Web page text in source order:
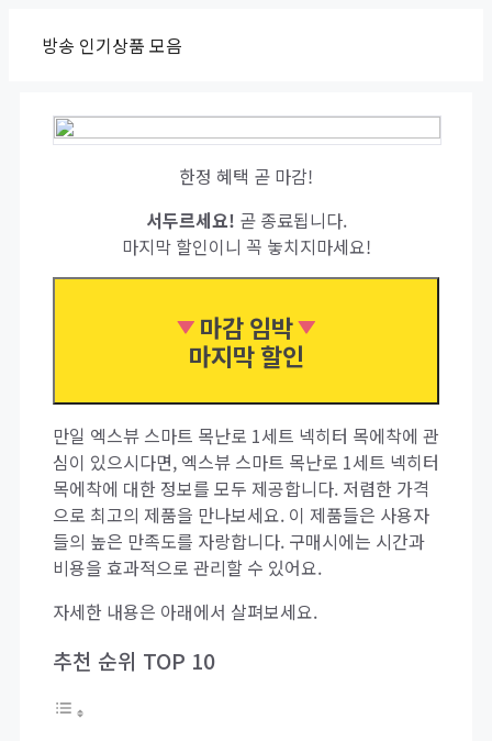
방송 인기상품 모음
한정 혜택 곧 마감!
서두르세요! 곧 종료됩니다.
마지막 할인이니 꼭 놓치지마세요!
마감 임박
마지막 할인
만일 엑스뷰 스마트 목난로 1세트 넥히터 목에착에 관
심이 있으시다면, 엑스뷰 스마트 목난로 1세트 넥히터
목에착에 대한 정보를 모두 제공합니다. 저렴한 가격
으로 최고의 제품을 만나보세요. 이 제품들은 사용자
들의 높은 만족도를 자랑합니다. 구매시에는 시간과
비용을 효과적으로 관리할 수 있어요.
자세한 내용은 아래에서 살펴보세요.
추천 순위 TOP 10